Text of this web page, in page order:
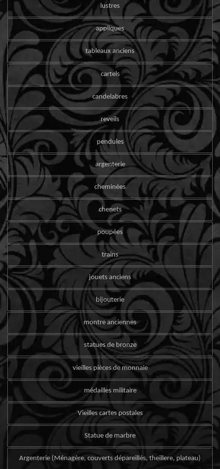
lustres
appliques
tableaux anciens
cartels
candelabres
reveils
pendules
argenterie
cheminées
chenets
poupées
trains
jouets anciens
bijouterie
montre anciennes
statues de bronze
vieilles pièces de monnaie
médailles militaire
Vieilles cartes postales
Statue de marbre
Argenterie (Ménagère, couverts dépareillés, theillere, plateau)